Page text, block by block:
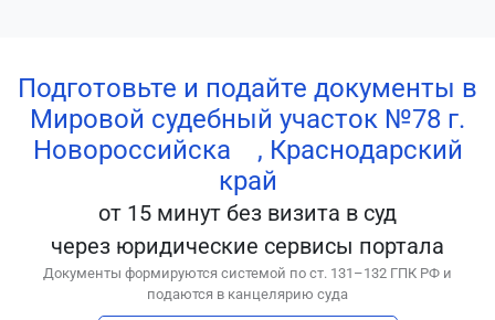
Подготовьте и подайте документы в
Мировой судебный участок №78 г.
Новороссийска , Краснодарский
край
от 15 минут без визита в суд
через юридические сервисы портала
Документы формируются системой по ст. 131–132 ГПК РФ и
подаются в канцелярию суда